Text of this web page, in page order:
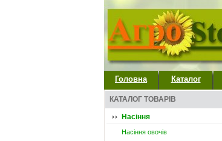
Головна Каталог
КАТАЛОГ ТОВАРІВ
Насіння
Насіння овочів